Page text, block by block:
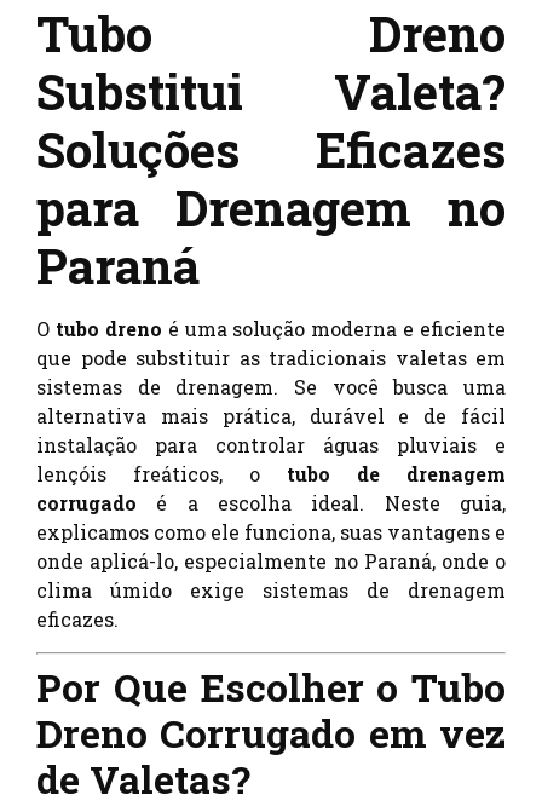
Tubo Dreno
Substitui Valeta?
Soluções Eficazes
para Drenagem no
Paraná
O tubo dreno é uma solução moderna e eficiente
que pode substituir as tradicionais valetas em
sistemas de drenagem. Se você busca uma
alternativa mais prática, durável e de fácil
instalação para controlar águas pluviais e
lençóis freáticos, o tubo de drenagem
corrugado é a escolha ideal. Neste guia,
explicamos como ele funciona, suas vantagens e
onde aplicá-lo, especialmente no Paraná, onde o
clima úmido exige sistemas de drenagem
eficazes.
Por Que Escolher o Tubo
Dreno Corrugado em vez
de Valetas?